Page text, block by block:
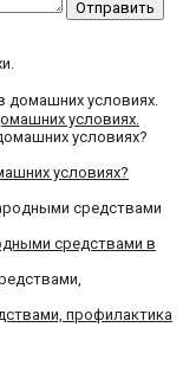
условиях.
условиях?
средствами в
профилактика